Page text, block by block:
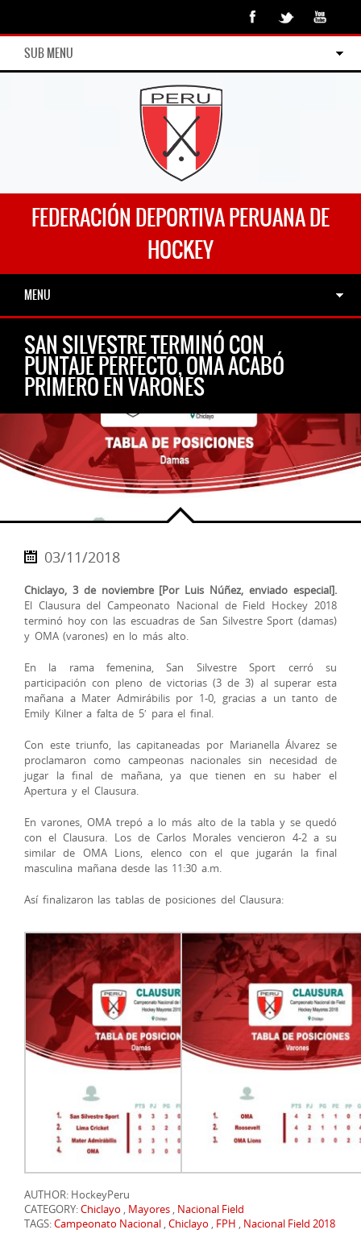
SUB MENU
FEDERACIÓN DEPORTIVA PERUANA DE
HOCKEY
MENU
SAN SILVESTRE TERMINÓ CON
PUNTAJE PERFECTO, OMA ACABÓ
PRIMERO EN VARONES
03/11/2018
Chiclayo, 3 de noviembre [Por Luis Núñez, enviado especial].
El Clausura del Campeonato Nacional de Field Hockey 2018
terminó hoy con las escuadras de San Silvestre Sport (damas)
y OMA (varones) en lo más alto.
En la rama femenina, San Silvestre Sport cerró su
participación con pleno de victorias (3 de 3) al superar esta
mañana a Mater Admirábilis por 1-0, gracias a un tanto de
Emily Kilner a falta de 5′ para el final.
Con este triunfo, las capitaneadas por Marianella Álvarez se
proclamaron como campeonas nacionales sin necesidad de
jugar la final de mañana, ya que tienen en su haber el
Apertura y el Clausura.
En varones, OMA trepó a lo más alto de la tabla y se quedó
con el Clausura. Los de Carlos Morales vencieron 4-2 a su
similar de OMA Lions, elenco con el que jugarán la final
masculina mañana desde las 11:30 a.m.
Así finalizaron las tablas de posiciones del Clausura:
AUTHOR: HockeyPeru
CATEGORY:Chiclayo , Mayores , Nacional Field
TAGS:Campeonato Nacional ,Chiclayo , FPH , Nacional Field 2018